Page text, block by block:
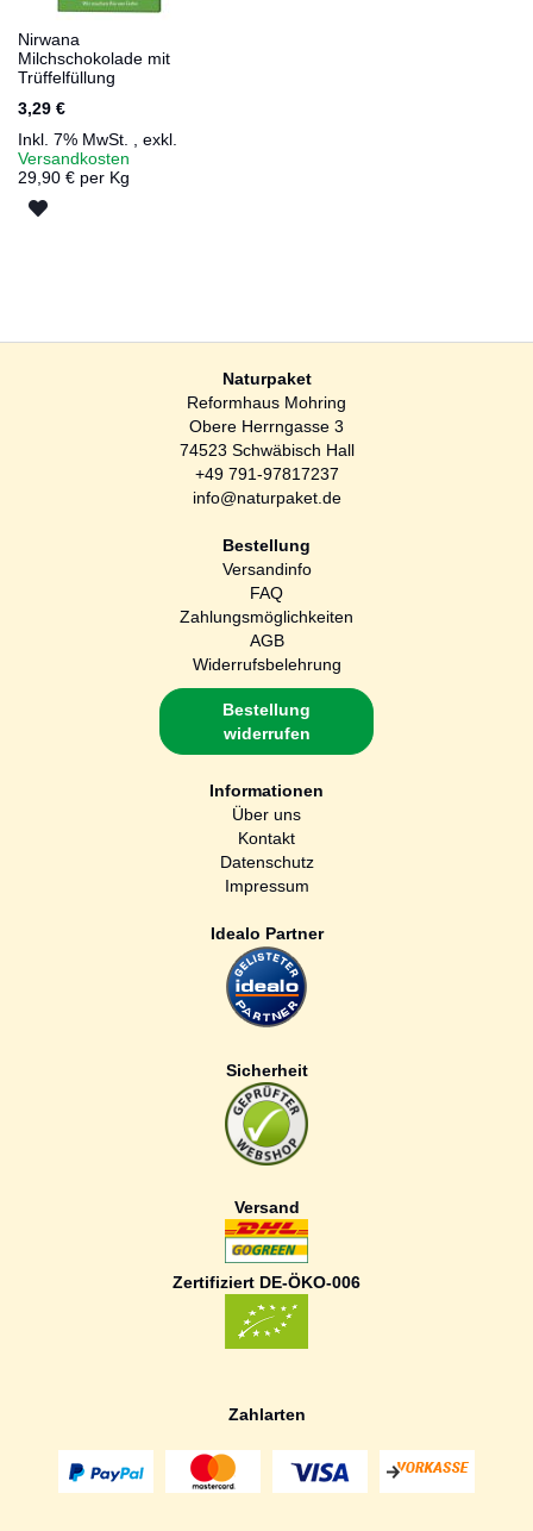
Nirwana
Milchschokolade mit
Trüffelfüllung
3,29 €
Inkl. 7% MwSt.
exkl.
Versandkosten
29,90 € per Kg
Naturpaket
Reformhaus Mohring
Obere Herrngasse 3
74523 Schwäbisch Hall
+49 791-97817237
info@naturpaket.de
Bestellung
Versandinfo
FAQ
Zahlungsmöglichkeiten
AGB
Widerrufsbelehrung
Bestellung
widerrufen
Informationen
Über uns
Kontakt
Datenschutz
Impressum
Idealo Partner
Sicherheit
Versand
Zertifiziert DE-ÖKO-006
Zahlarten